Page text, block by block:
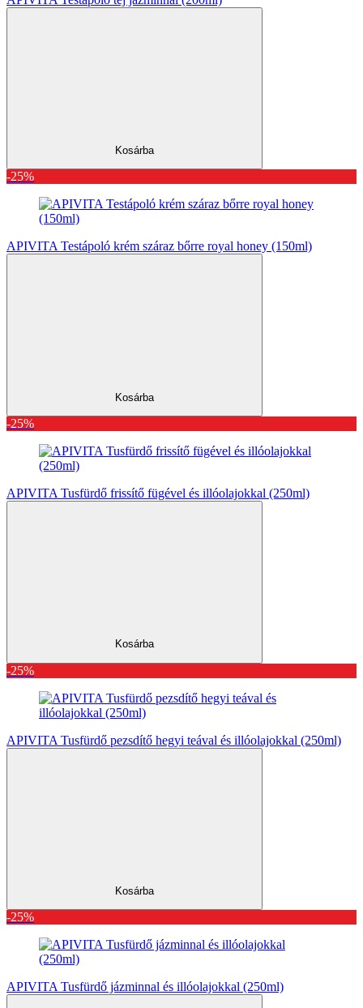
Kosárba
-25%
APIVITA Testápoló krém száraz bőrre royal honey (150ml)
Kosárba
-25%
APIVITA Tusfürdő frissítő fügével és illóolajokkal (250ml)
Kosárba
-25%
APIVITA Tusfürdő pezsdítő hegyi teával és illóolajokkal (250ml)
Kosárba
-25%
APIVITA Tusfürdő jázminnal és illóolajokkal (250ml)